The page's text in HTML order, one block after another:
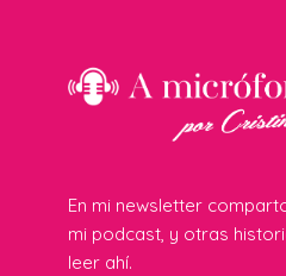
En mi newsletter
mi podcast, y otras
leer ahí.